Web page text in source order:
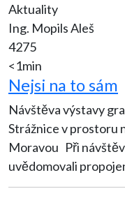
Aktuality
Ing. Mopils Aleš
4275
<1min
Nejsi na to sám
Návštěva výstavy
Strážnice v prostoru
Moravou Při
uvědomovali